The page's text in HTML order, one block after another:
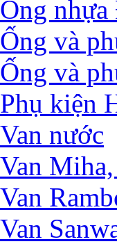
Ống
Ống và
Ống và
Phụ kiện
Van nước
Van
Van
Van